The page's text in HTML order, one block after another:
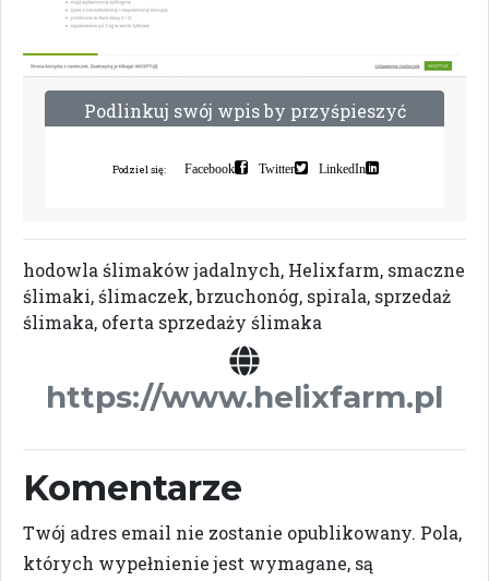
Podlinkuj swój wpisby przyśpieszyć
Podziel się: Facebook Twitter LinkedIn
hodowla ślimaków jadalnych, Helixfarm, smaczne
ślimaki, ślimaczek, brzuchonóg, spirala, sprzedaż
ślimaka, oferta sprzedaży ślimaka
https://www.helixfarm.pl
Komentarze
Twój adres email nie zostanie opublikowany. Pola,
których wypełnienie jest wymagane, są